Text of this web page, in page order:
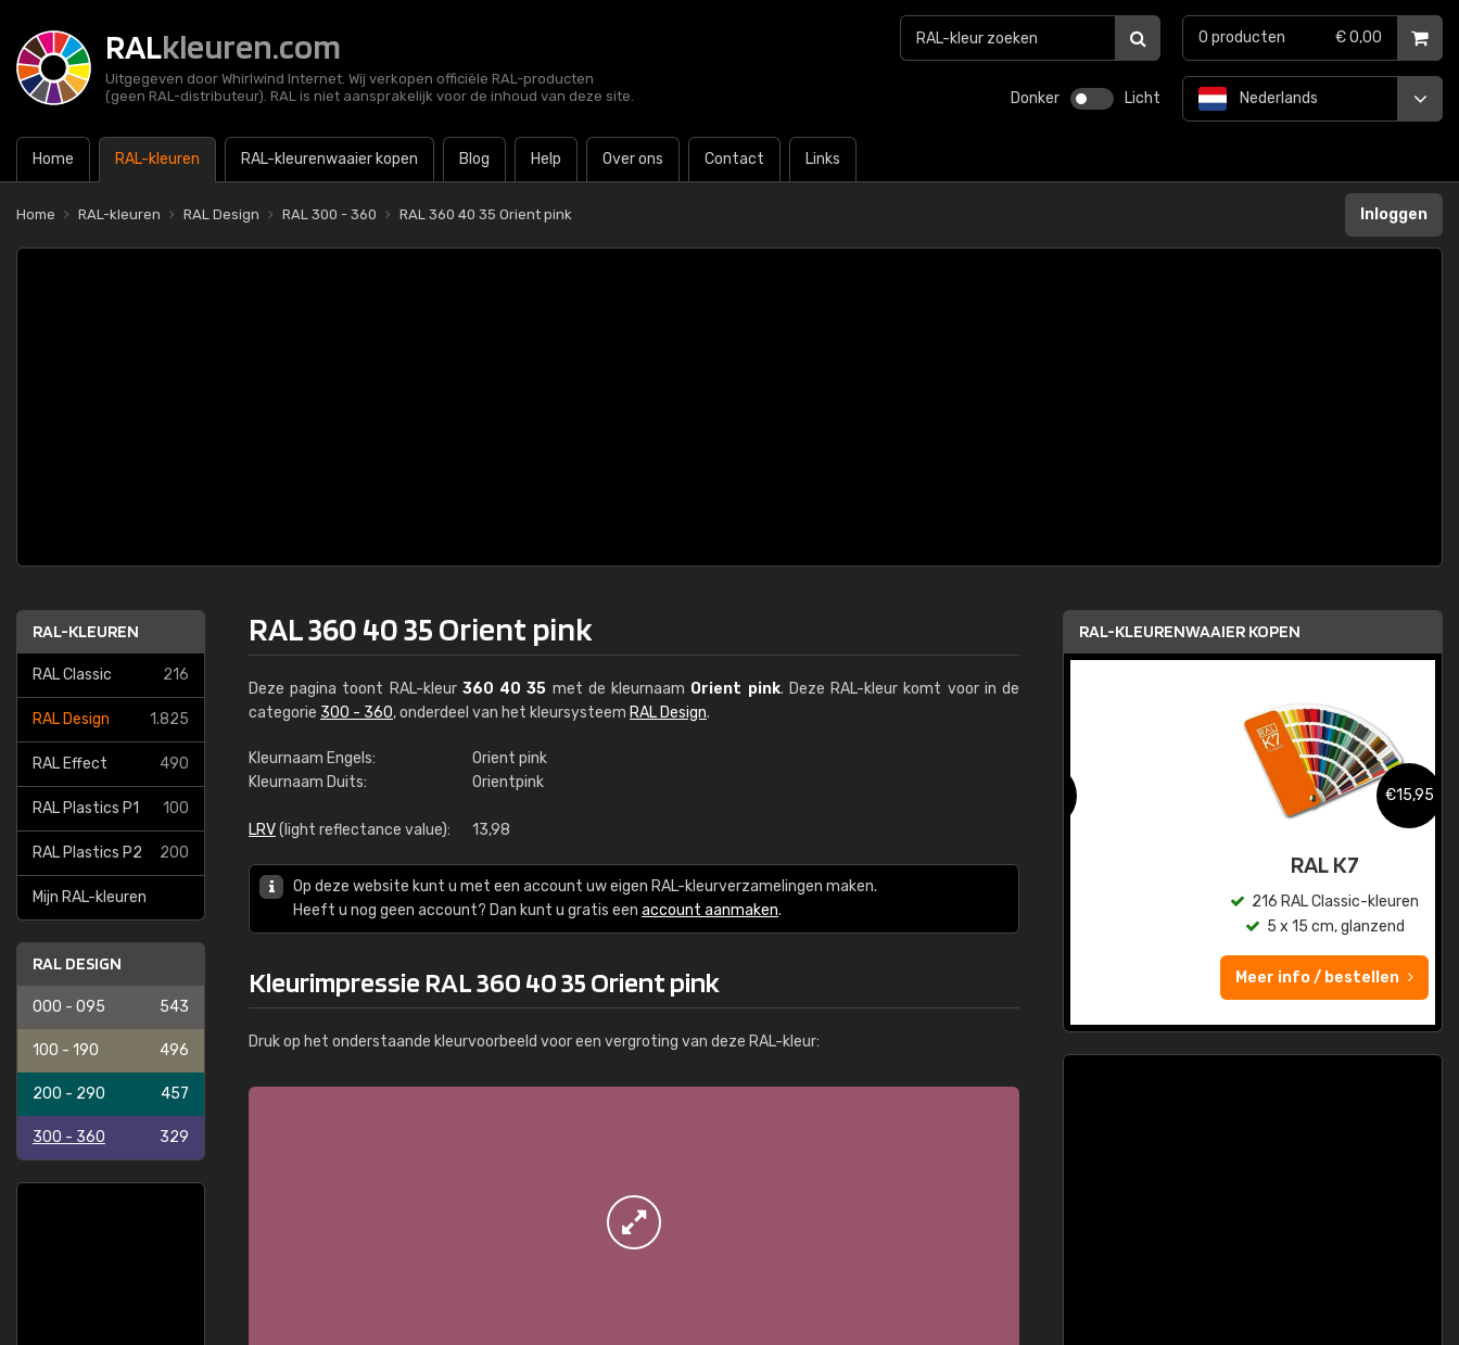
RALkleuren.com
Uitgegeven door Whirlwind Internet. Wij verkopen officiële RAL-producten
(geen RAL-distributeur). RAL is niet aansprakelijk voor de inhoud van deze site.
Donker Licht
Home RAL-kleuren RAL-kleurenwaaier kopen Blog Help Over ons Contact Links
Nederlands
0 producten € 0,00
Home RAL-kleuren RAL Design RAL 300 - 360 RAL 360 40 35 Orient pink Inloggen
RAL-KLEUREN
RAL Classic 216
RAL Design 1.825
RAL Effect 490
RAL Plastics P1 100
RAL Plastics P2 200
Mijn RAL-kleuren
RAL DESIGN
000 - 095 543
100 - 190 496
200 - 290 457
300 - 360 329
RAL 360 40 35 Orient pink
Deze pagina toont RAL-kleur 360 40 35 met de kleurnaam Orient pink. Deze RAL-kleur komt voor in de
categorie 300 - 360, onderdeel van het kleursysteem RAL Design.
Kleurnaam Engels:
Orient pink
Kleurnaam Duits:
Orientpink
LRV(light reflectance value): 13,98
Op deze website kunt u met een account uw eigen RAL-kleurverzamelingen maken.
Heeft u nog geen account? Dan kunt u gratis een account aanmaken.
Kleurimpressie RAL 360 40 35 Orient pink
Druk op het onderstaande kleurvoorbeeld voor een vergroting van deze RAL-kleur:
RAL-KLEURENWAAIER KOPEN
RAL K7 op waterbasis
€15,95
216 RAL Classic-kleuren
5 x 15 cm, glanzend
Meer info / bestellen